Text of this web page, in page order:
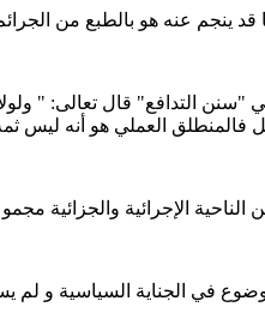
"سنن التدافع" قال تعالى: "
في الجناية السياسية و لم